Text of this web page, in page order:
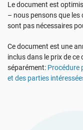
ISO 42001
RGPD UE
ISO 9001
Autre
Entreprises
Infrastructures
Fabrication
Nous contacter
Voir La Démo
Le document est
– nous pensons que
sont pas nécessaires
Ce document est une
inclus dans le prix de
séparément: Procédure
et des parties